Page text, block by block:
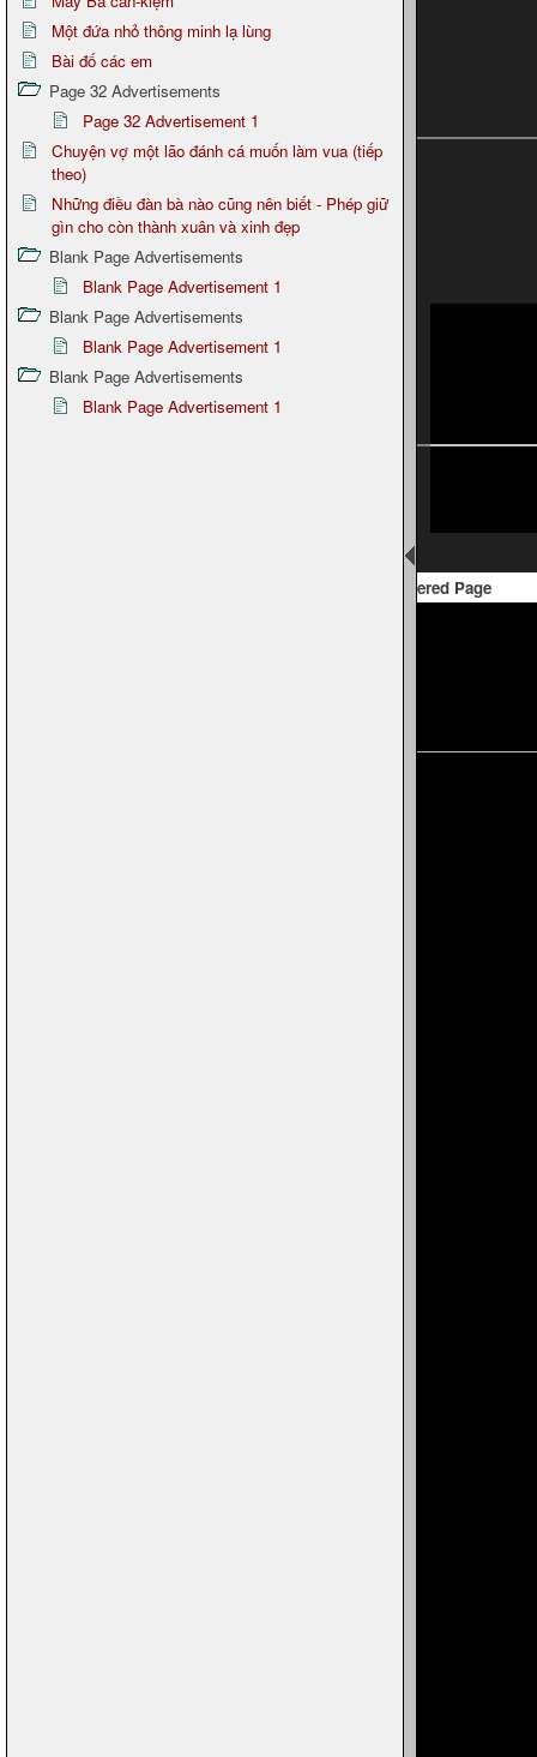
Một đứa nhỏ thông minh lạ lùng
Bài đố các em
Page 32 Advertisements
Page 32 Advertisement 1
Chuyện vợ một lão đánh cá muốn làm vua (tiếp
theo)
Những điều đàn bà nào cũng nên biết - Phép giữ
gìn cho còn thành xuân và xinh đẹp
Blank Page Advertisements
Blank Page Advertisement 1
Blank Page Advertisements
Blank Page Advertisement 1
Blank Page Advertisements
Blank Page Advertisement 1
Unnumbered Page